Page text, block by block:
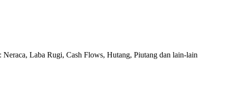
Neraca, Laba Rugi, Cash Flows, Hutang, Piutang dan lain-lain